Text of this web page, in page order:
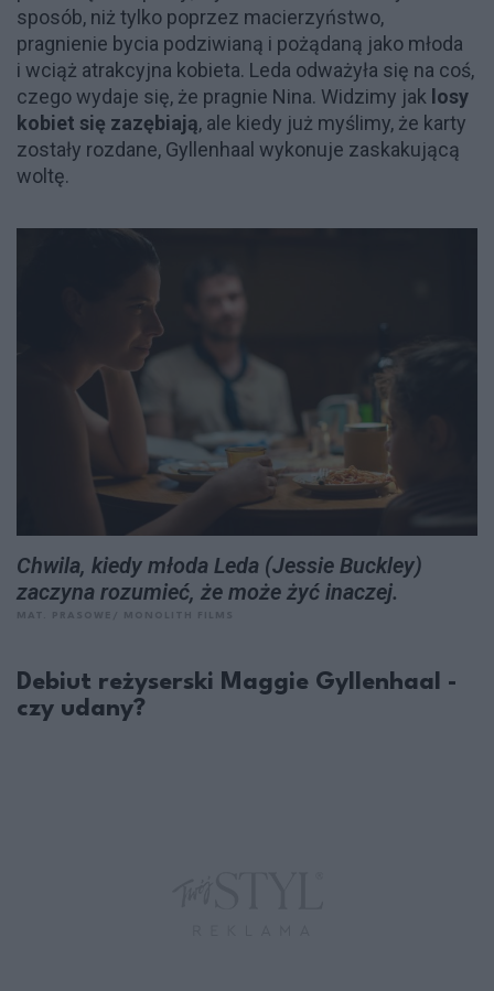
sposób, niż tylko poprzez macierzyństwo,
pragnienie bycia podziwianą i pożądaną jako młoda
i wciąż atrakcyjna kobieta. Leda odważyła się na coś,
czego wydaje się, że pragnie Nina. Widzimy jak losy
kobiet się zazębiają, ale kiedy już myślimy, że karty
zostały rozdane, Gyllenhaal wykonuje zaskakującą
woltę.
Chwila, kiedy młoda Leda (Jessie Buckley)
zaczyna rozumieć, że może żyć inaczej.
Debiut reżyserski Maggie Gyllenhaal -
czy udany?